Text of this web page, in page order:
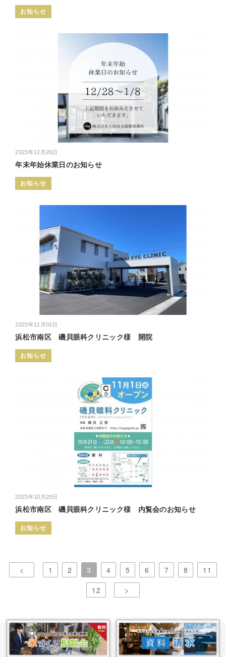
お知らせ
2023年12月26日
年末年始休業日のお知らせ
お知らせ
2023年11月01日
浜松市南区 磯貝眼科クリニック様 開院
お知らせ
2023年10月20日
浜松市南区 磯貝眼科クリニック様 内覧会のお知らせ
お知らせ
< 1 2 3 4 5 6 7 8
11
12
>